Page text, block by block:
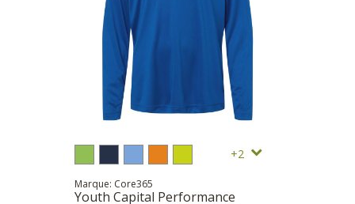
2
Marque: Core365
Youth Capital Performance